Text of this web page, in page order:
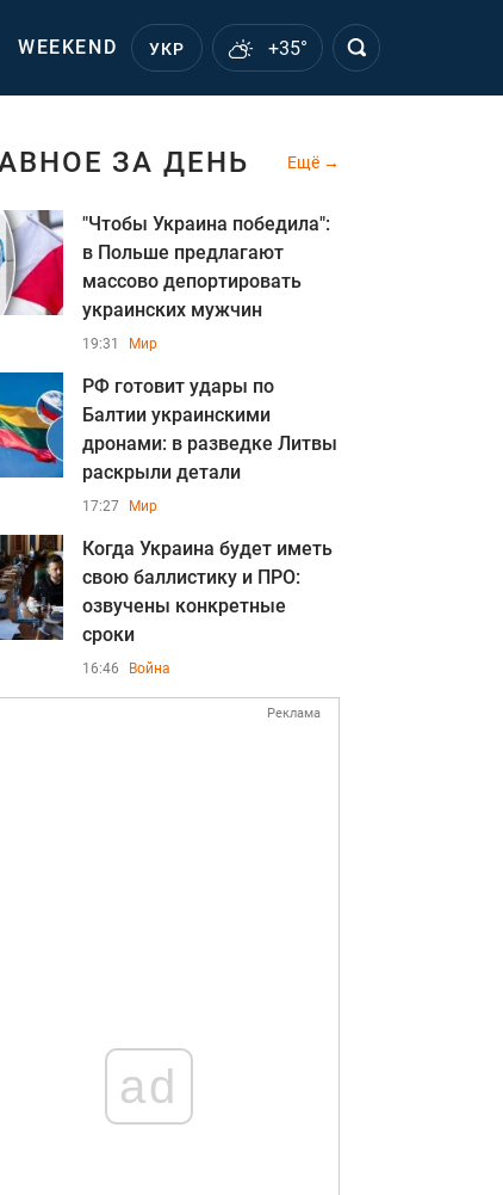
WEEKEND УКР +35°
ЗА ДЕНЬ Ещё
"Чтобы Украина победила":
в Польше предлагают
массово депортировать
украинских мужчин
19:31 Мир
РФ готовит удары по
Балтии украинскими
дронами: в разведке Литвы
раскрыли детали
17:27 Мир
Когда Украина будет иметь
свою баллистику и ПРО:
озвучены конкретные
сроки
16:46 Война
Реклама
ad